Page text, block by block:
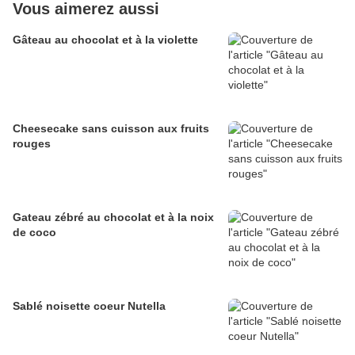
Vous aimerez aussi
Gâteau au chocolat et à la violette
Cheesecake sans cuisson aux fruits
rouges
Gateau zébré au chocolat et à la noix
de coco
Sablé noisette coeur Nutella